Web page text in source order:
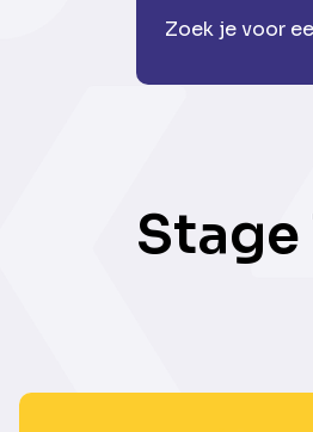
Zoek je voor